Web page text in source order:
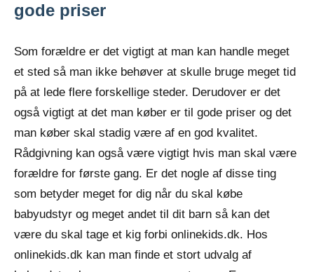
gode priser
Som forældre er det vigtigt at man kan handle meget
et sted så man ikke behøver at skulle bruge meget tid
på at lede flere forskellige steder. Derudover er det
også vigtigt at det man køber er til gode priser og det
man køber skal stadig være af en god kvalitet.
Rådgivning kan også være vigtigt hvis man skal være
forældre for første gang. Er det nogle af disse ting
som betyder meget for dig når du skal købe
babyudstyr og meget andet til dit barn så kan det
være du skal tage et kig forbi onlinekids.dk. Hos
onlinekids.dk kan man finde et stort udvalg af